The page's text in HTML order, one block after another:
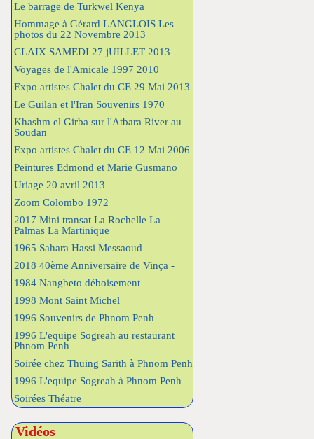
Le barrage de Turkwel Kenya
Hommage à Gérard LANGLOIS Les
photos du 22 Novembre 2013
CLAIX SAMEDI 27 jUILLET 2013
Voyages de l'Amicale 1997 2010
Expo artistes Chalet du CE 29 Mai 2013
Le Guilan et l'Iran Souvenirs 1970
Khashm el Girba sur l'Atbara River au
Soudan
Expo artistes Chalet du CE 12 Mai 2006
Peintures Edmond et Marie Gusmano
Uriage 20 avril 2013
Zoom Colombo 1972
2017 Mini transat La Rochelle La
Palmas La Martinique
1965 Sahara Hassi Messaoud
2018 40ème Anniversaire de Vinça -
1984 Nangbeto déboisement
1998 Mont Saint Michel
1996 Souvenirs de Phnom Penh
1996 L'equipe Sogreah au restaurant
Phnom Penh
Soirée chez Thuing Sarith à Phnom Penh
1996 L'equipe Sogreah à Phnom Penh
Soirées Théatre
Vidéos